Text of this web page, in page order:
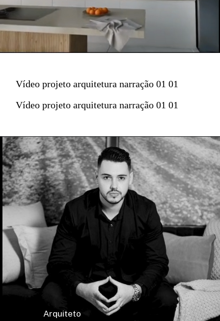
Vídeo projeto arquitetura narração 01 01
Vídeo projeto arquitetura narração 01 01
Arquiteto